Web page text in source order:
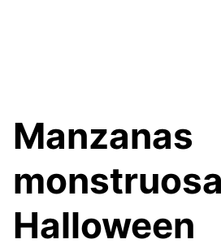
Manzanas
Halloween